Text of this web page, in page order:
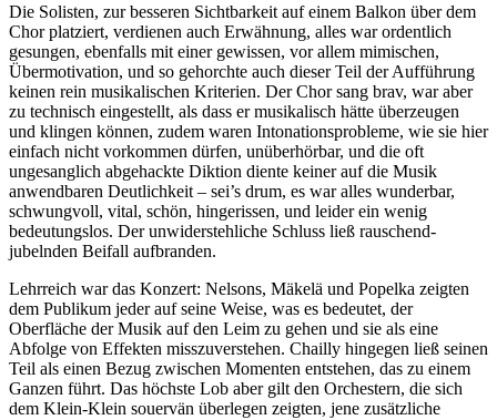
Die Solisten, zur besseren Sichtbarkeit auf einem Balkon über dem
Chor platziert, verdienen auch Erwähnung, alles war ordentlich
gesungen, ebenfalls mit einer gewissen, vor allem mimischen,
Übermotivation, und so gehorchte auch dieser Teil der Aufführung
keinen rein musikalischen Kriterien. Der Chor sang brav, war aber
zu technisch eingestellt, als dass er musikalisch hätte überzeugen
und klingen können, zudem waren Intonationsprobleme, wie sie hier
einfach nicht vorkommen dürfen, unüberhörbar, und die oft
ungesanglich abgehackte Diktion diente keiner auf die Musik
anwendbaren Deutlichkeit – sei’s drum, es war alles wunderbar,
schwungvoll, vital, schön, hingerissen, und leider ein wenig
bedeutungslos. Der unwiderstehliche Schluss ließ rauschend-
jubelnden Beifall aufbranden.
Lehrreich war das Konzert: Nelsons, Mäkelä und Popelka zeigten
dem Publikum jeder auf seine Weise, was es bedeutet, der
Oberfläche der Musik auf den Leim zu gehen und sie als eine
Abfolge von Effekten misszuverstehen. Chailly hingegen ließ seinen
Teil als einen Bezug zwischen Momenten entstehen, das zu einem
Ganzen führt. Das höchste Lob aber gilt den Orchestern, die sich
dem Klein-Klein souervän überlegen zeigten, jene zusätzliche